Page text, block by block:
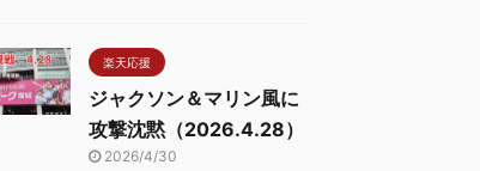
楽天応援
ジャクソン＆マリン風に
攻撃沈黙（2026.4.28）
2026/4/30